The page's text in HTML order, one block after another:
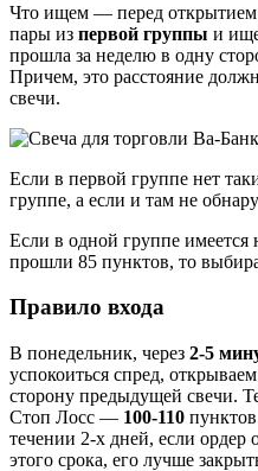
Что ищем — перед открытием
пары из первой группы и
прошла за неделю в одну
Причем, это расстояние
свечи.
Если в первой группе нет
группе, а если и там не
Если в одной группе имеется
прошли 85 пунктов, то
Правило входа
В понедельник, через 2-5
успокоиться спред,
сторону предыдущей свечи.
Стоп Лосс — 100-110
течении 2-х дней, если ордер
этого срока, его лучше